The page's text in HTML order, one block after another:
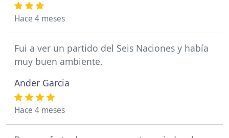
Hace 4 meses
Fui a ver un partido del Seis Naciones y había
muy buen ambiente.
Ander Garcia
Hace 4 meses